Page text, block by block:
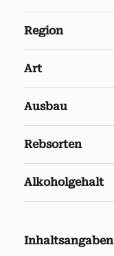
Region
Art
Ausbau
Rebsorten
Alkoholgehalt
Inhaltsangaben